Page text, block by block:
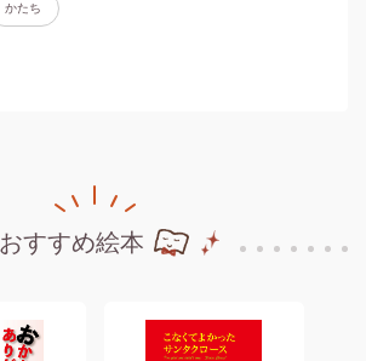
かたち
おすすめ絵本